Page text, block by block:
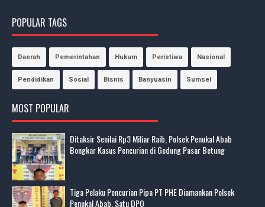
POPULAR TAGS
Daerah Pemerintahan Hukum Peristiwa Nasional
Pendidikan Sosial Bisnis Banyuasin Sumsel
MOST POPULAR
Ditaksir Senilai Rp3 Miliar Raib, Polsek Penukal Abab
Bongkar Kasus Pencurian di Gedung Pasar Betung
Tiga Pelaku Pencurian Pipa PT PHE Diamankan Polsek
Penukal Abab, Satu DPO